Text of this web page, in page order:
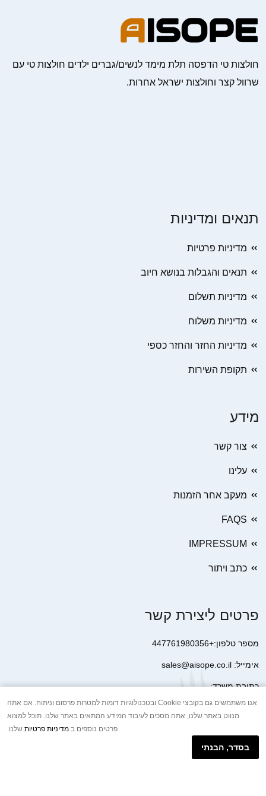
חולצות טי הדפסה תלת מימד לנשים/גברים ילדים חולצות טי עם
שרוול קצר וחולצות ישראל אחרות.
תנאים ומדיניות
מדיניות פרטיות
תנאים והגבלות בנושא חיוב
מדיניות תשלום
מדיניות משלוח
מדיניות החזר והחזר כספי
תקופת השירות
מידע
צור קשר
עלינו
מעקב אחר הזמנות
FAQS
IMPRESSUM
כתב ויתור
פרטים ליצירת קשר
מספר טלפון:+447761980356
אימייל: sales@aisope.co.il
כתובת משרד:
41 Devonshire Street Ground Floor Office 1 London W1G 7AJ
United Kingdom
+44 7410 2065017
הודעת וואטסאפ באינטרנט
אנו משתמשים גם בקובצי Cookie ובטכנולוגיות דומות למטרות פרסום וניתוח. אם אתה
מנווט באתר שלנו, אתה מסכים לעיבוד המידע המתאים באתר שלנו. תוכל למצוא
פרטים נוספים ב מדיניות פרטיות שלנו.
בסדר, הבנתי